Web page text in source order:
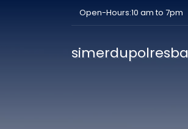
Open-Hours:10 am to 7pm